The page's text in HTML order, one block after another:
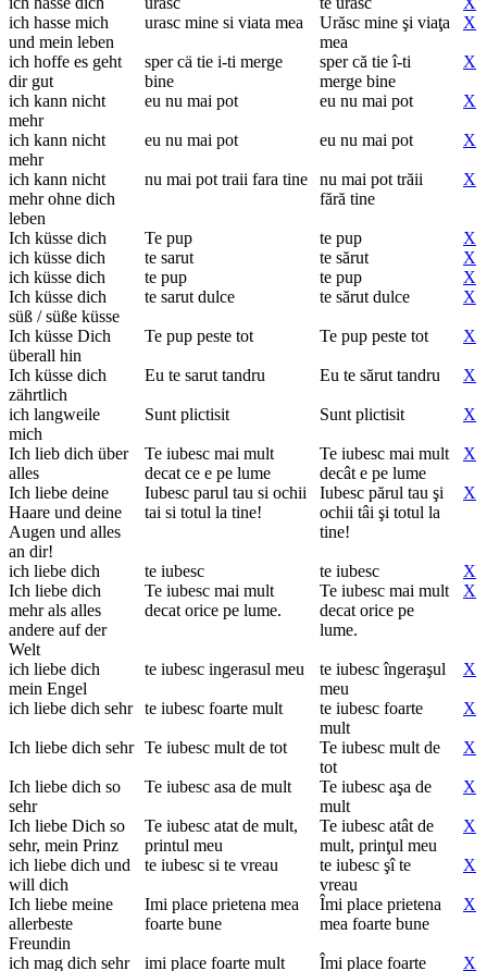
ich hasse mich
und mein leben
urasc mine si viata mea
Urăsc mine şi viaţa
mea
X
ich hoffe es geht
dir gut
sper cä tie i-ti merge
bine
sper că tie î-ti
merge bine
X
ich kann nicht
mehr
eu nu mai pot eu nu mai pot X
ich kann nicht
mehr
eu nu mai pot eu nu mai pot X
ich kann nicht
mehr ohne dich
leben
nu mai pot traii fara tine
nu mai pot trăii
fără tine
X
Ich küsse dich Te pup te pup
X
ich küsse dich
te sarut te sărut
X
ich küsse dich
te pup te pup
X
Ich küsse dich
süß / süße küsse
te sarut dulce te sărut dulce X
Ich küsse Dich
überall hin
Te pup peste tot Te pup peste tot X
Ich küsse dich
zährtlich
Eu te sarut tandru Eu te sărut tandru X
ich langweile
mich
Sunt plictisit Sunt plictisit X
Ich lieb dich über
alles
Te iubesc mai mult
decat ce e pe lume
Te iubesc mai mult
decât e pe lume
X
Ich liebe deine
Haare und deine
Augen und alles
an dir!
Iubesc parul tau si ochii
tai si totul la tine!
Iubesc părul tau şi
ochii tâi şi totul la
tine!
X
ich liebe dich te iubesc te iubesc
X
Ich liebe dich
mehr als alles
andere auf der
Welt
Te iubesc mai mult
decat orice pe lume.
Te iubesc mai mult
decat orice pe
lume.
X
ich liebe dich
mein Engel
te iubesc ingerasul meu
te iubesc îngeraşul
meu
X
ich liebe dich sehr te iubesc foarte mult
te iubesc foarte
mult
X
Ich liebe dich sehr Te iubesc mult de tot
Te iubesc mult de
tot
X
Ich liebe dich so
sehr
Te iubesc asa de mult
Te iubesc aşa de
mult
X
Ich liebe Dich so
sehr, mein Prinz
Te iubesc atat de mult,
printul meu
Te iubesc atât de
mult, prinţul meu
X
ich liebe dich und
will dich
te iubesc si te vreau
te iubesc şî te
vreau
X
Ich liebe meine
allerbeste
Freundin
Imi place prietena mea
foarte bune
Îmi place prietena
mea foarte bune
X
ich mag dich sehr imi place foarte mult Îmi place foarte X